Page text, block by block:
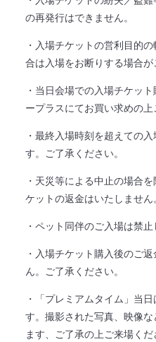
の再発行はできません。
・入場チケットの営利目的
合は入場をお断りする場合が
・当日会場での入場チケッ
ープラスにてお買い求めの上
・最終入場時刻を超えての
す。
ご了承ください。
・天災等による中止の場合
ケットの返金はいたしません
・ペット同伴のご入場は禁止
・入場チケット購入後のご
ん。ご了承ください。
・「プレミアムタイム」当
す。撮影された写真、映像
ます、ご了承の上ご来場くだ